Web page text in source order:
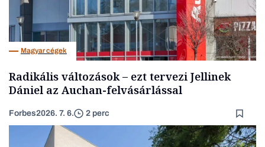
Magyar cégek
Radikális változások – ezt tervezi Jellinek
Dániel az Auchan-felvásárlással
Forbes2026. 7. 6. 2 perc